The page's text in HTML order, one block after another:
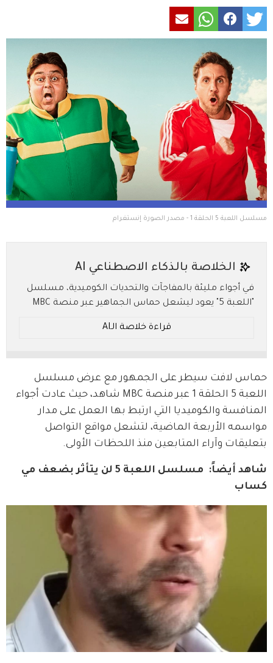
مسلسل اللعبة 5 الحلقة 1 - مصدر الصورة إنستغرام
الخلاصة بالذكاء الاصطناعي AI
في أجواء مليئة بالمفاجآت والتحديات الكوميدية، مسلسل
"اللعبة 5" يعود ليشعل حماس الجماهير عبر منصة MBC
والارتقاء بالتحدي إلى مستويات غير مسبوقة؟ تابع
* ملخص بالـ AI.. يُرجى الرجوع إلى النص الأصلي للتفاصيل.
قراءة خلاصة الـAI
حماس لافت سيطر على الجمهور مع عرض مسلسل
اللعبة 5 الحلقة 1 عبر منصة MBC شاهد، حيث عادت أجواء
المنافسة والكوميديا التي ارتبط بها العمل على مدار
مواسمه الأربعة الماضية، لتشعل مواقع التواصل
بتعليقات وآراء المتابعين منذ اللحظات الأولى.
شاهد أيضاً:  مسلسل اللعبة 5 لن يتأثر بضعف مي
كساب